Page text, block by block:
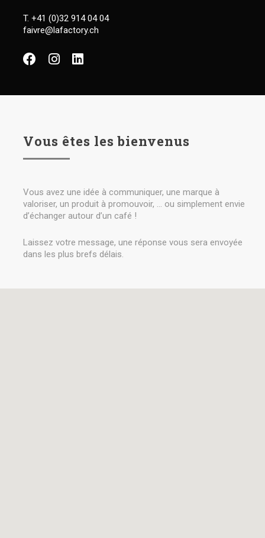
T. +41 (0)32 914 04 04
faivre@lafactory.ch
Vous êtes les bienvenus
Vous avez une idée à communiquer, une marque à
valoriser, un produit à promouvoir, … ou simplement envie
d’échanger autour d’un café !
Laissez votre message, une réponse vous sera envoyée
dans les plus brefs délais.